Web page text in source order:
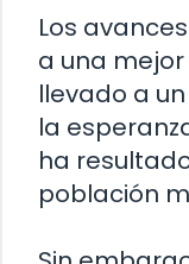
Los
a una
llevado a
la
ha
población